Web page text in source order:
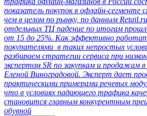
показатель покупок в офлайн-сегменте
чем в целом по рынку, по данным
отдельных ТЦ падение по итогам
от 15 до 25%. Как эффективно
покупателями в таких непростых
разбираем стратегии сервиса при
экспертом SR по закупкам и продажам в
Еленой Виноградовой. Эксперт дает
практическими примерами речевых
что в условиях падающего трафика
становится главным конкурентным
обувной